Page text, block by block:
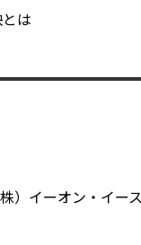
は
）イーオン・イー